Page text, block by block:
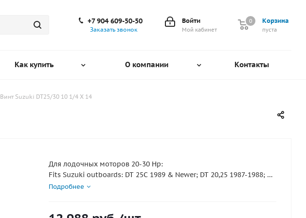
Корзина
0
пуста
0
Войти
Мой кабинет
+7 904 609-50-50
Заказать звонок
Как купить О компании Контакты
Винт Suzuki DT25/30 10 1/4 X 14
Для лодочных моторов 20-30 Hp:
Fits Suzuki outboards: DT 25C 1989 & Newer; DT 20,25 1987-1988; DT
30,30C 1987-1997; DF 25 (4 stroke) 2000 & Newer; DF 30 (4 stroke)
Подробнее